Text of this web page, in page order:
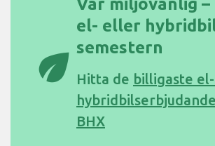
eco
el- eller
semestern
Hitta de billigaste
BHX